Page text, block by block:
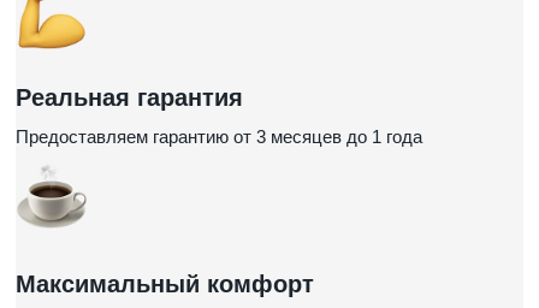
Реальная гарантия
Предоставляем гарантию от 3 месяцев до 1 года
Максимальный комфорт